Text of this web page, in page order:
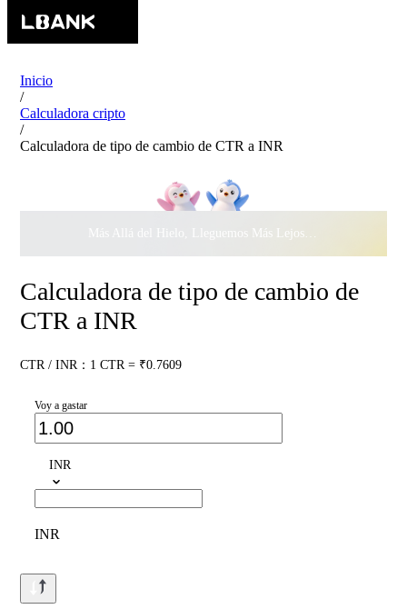
Inicio
/
Calculadora cripto
/
Calculadora de tipo de cambio de CTR a INR
Más Allá del Hielo, Lleguemos Más Lejos Juntos ·
Calculadora de tipo de cambio de
CTR a INR
CTR / INR：1 CTR = ₹0.7609
Voy a gastar
INR
INR